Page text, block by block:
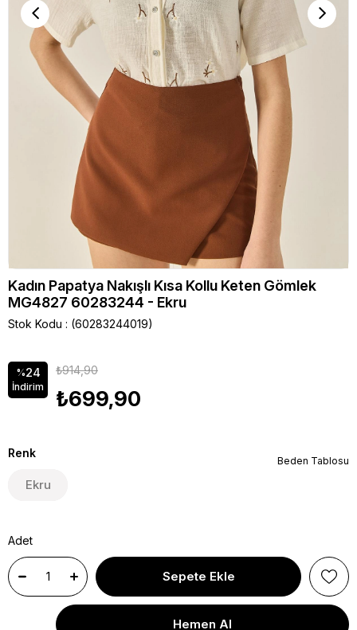
Kadın Papatya Nakışlı Kısa Kollu Keten Gömlek
MG4827 60283244 - Ekru
Stok Kodu (60283244019)
%24
İndirim
₺914,90
₺699,90
Renk
Ekru
Beden Tablosu
Adet